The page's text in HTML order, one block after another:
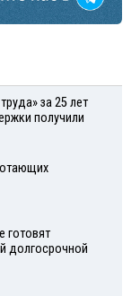
за 25 лет
получили
готовят
долгосрочной